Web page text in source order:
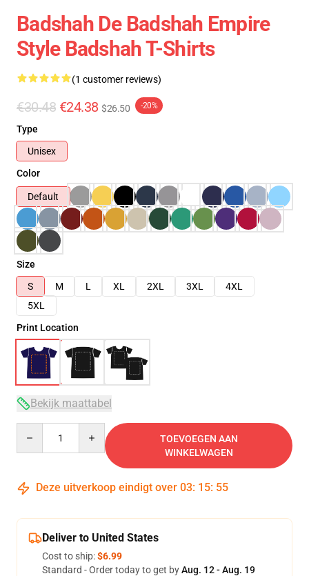
Badshah De Badshah Empire
Style Badshah T-Shirts
(1 customer reviews)
€30.48 €24.38 $26.50 -20%
Type
Unisex
Color
Default
Size
S
M L XL 2XL 3XL
4XL
5XL
Print Location
Bekijk maattabel
TOEVOEGEN AAN
WINKELWAGEN
Deze uitverkoop eindigt over 03: 15: 54
Deliver to United States
Cost to ship:$6.99
Standard - Order today to get byAug. 12 - Aug. 19